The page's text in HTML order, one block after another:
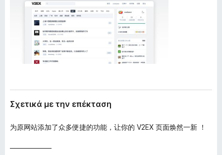
γ
η
σ
η
F
i
e
Σχετικά με την επέκταση
为原网站添加了众多便捷的功能，让你的 V2EX 页面焕然一新 ！
――――――